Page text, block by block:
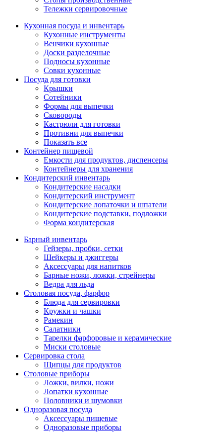
Тележки сервировочные
Кухонная посуда и инвентарь
Кухонные инструменты
Венчики кухонные
Доски разделочные
Подносы кухонные
Совки кухонные
Посуда для готовки
Крышки
Сотейники
Формы для выпечки
Сковороды
Кастрюли для готовки
Противни для выпечки
Показать все
Контейнер пищевой
Емкости для продуктов, диспенсеры
Контейнеры для хранения
Кондитерский инвентарь
Кондитерские насадки
Кондитерский инструмент
Кондитерские лопаточки и шпатели
Кондитерские подставки, подложки
Форма кондитерская
Барный инвентарь
Гейзеры, пробки, сетки
Шейкеры и джиггеры
Аксессуары для напитков
Барные ножи, ложки, стрейнеры
Ведра для льда
Столовая посуда, фарфор
Блюда для сервировки
Кружки и чашки
Рамекин
Салатники
Тарелки фарфоровые и керамические
Миски столовые
Сервировка стола
Щипцы для продуктов
Столовые приборы
Ложки, вилки, ножи
Лопатки кухонные
Половники и шумовки
Одноразовая посуда
Аксессуары пищевые
Одноразовые приборы